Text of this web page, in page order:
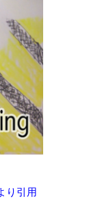
り引用